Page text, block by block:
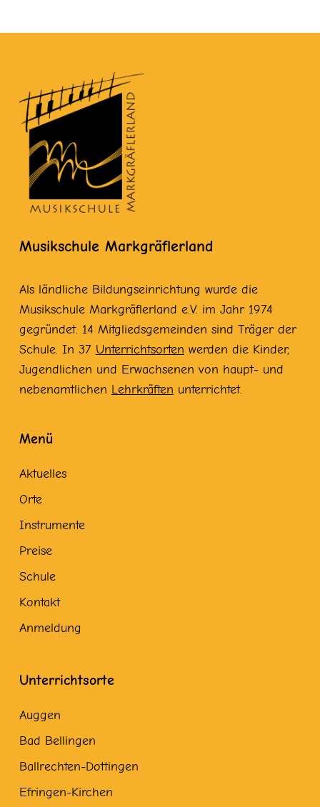
Musikschule Markgräflerland
Als ländliche Bildungseinrichtung wurde die
Musikschule Markgräflerland e.V. im Jahr 1974
gegründet. 14 Mitgliedsgemeinden sind Träger der
Schule. In 37 Unterrichtsorten werden die Kinder,
Jugendlichen und Erwachsenen von haupt- und
nebenamtlichen Lehrkräften unterrichtet.
Menü
Aktuelles
Orte
Instrumente
Preise
Schule
Kontakt
Anmeldung
Unterrichtsorte
Auggen
Bad Bellingen
Ballrechten-Dottingen
Efringen-Kirchen